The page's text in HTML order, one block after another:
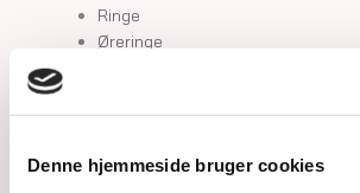
Denne hjemmeside bruger cookies
Ringe
Øreringe
Skåle og fade
Krystalindex